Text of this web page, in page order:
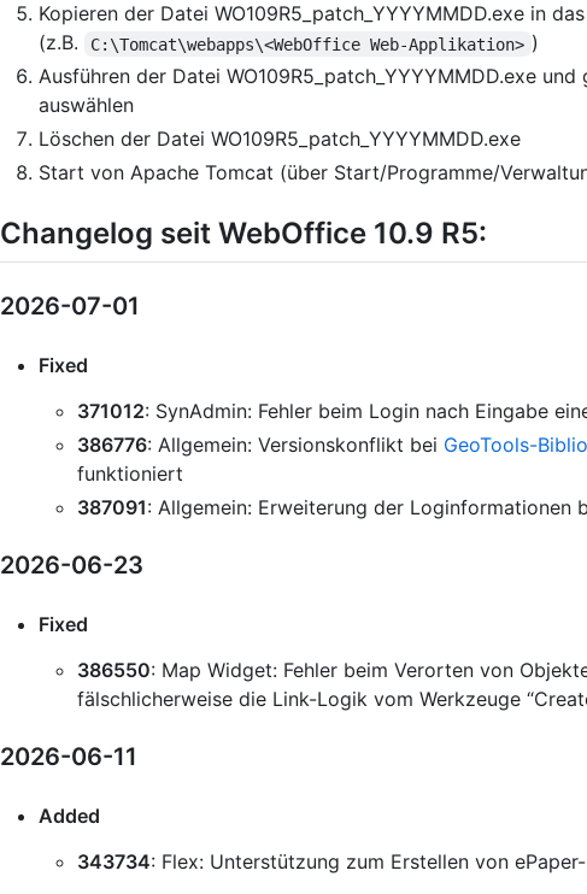
Kopieren der Datei WO109R5_patch_YYYYMMDD.exe in
(z.B.
C:\Tomcat\webapps\<WebOffice Web-Applikation> )
Ausführen der Datei WO109R5_patch_YYYYMMDD.exe
auswählen
Löschen der Datei WO109R5_patch_YYYYMMDD.exe
Start von Apache Tomcat (über Start/Programme/
Changelog seit WebOffice 10.9 R5:
2026-07-01
Fixed
371012: SynAdmin: Fehler beim Login nach Eingabe
386776: Allgemein: Versionskonflikt bei GeoTools-
funktioniert
387091: Allgemein: Erweiterung der Loginformationen
2026-06-23
Fixed
386550: Map Widget: Fehler beim Verorten von
fälschlicherweise die Link-Logik vom Werkzeuge
2026-06-11
Added
343734: Flex: Unterstützung zum Erstellen von